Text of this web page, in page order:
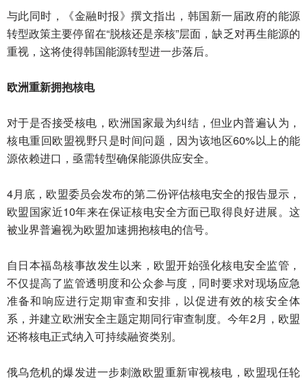
与此同时，《金融时报》撰文指出，韩国新一届政府的能源
转型政策主要停留在“脱核还是亲核”层面，缺乏对再生能源的
重视，这将使得韩国能源转型进一步落后。
欧洲重新拥抱核电
对于是否接受核电，欧洲国家最为纠结，但业内普遍认为，
核电重回欧盟视野只是时间问题，因为该地区60%以上的能
源依赖进口，亟需转型确保能源供应安全。
4月底，欧盟委员会发布的第二份评估核电安全的报告显示，
欧盟国家近10年来在保证核电安全方面已取得良好进展。这
被业界普遍视为欧盟加速拥抱核电的信号。
自日本福岛核事故发生以来，欧盟开始强化核电安全监管，
不仅提高了监管透明度和公众参与度，同时要求对现场应急
准备和响应进行定期审查和安排，以促进有效的核安全体
系，并建立欧洲安全主题定期同行审查制度。今年2月，欧盟
还将核电正式纳入可持续融资类别。
俄乌危机的爆发进一步刺激欧盟重新审视核电，欧盟现任轮